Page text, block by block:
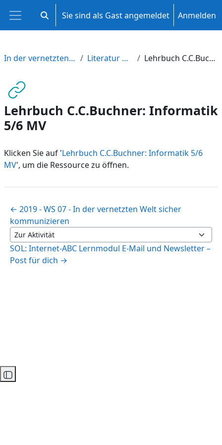
Zum Hauptinhalt
Website-Übersicht
Sucheingabe umschalten
Sie sind als Gast angemeldet Anmelden
Kursindex öffnen
In der vernetzten Welt kommunizieren Literatur und Anregungen Lehrbuch C.C.Buchner: Informatik 5/6 MV
Lehrbuch C.C.Buchner: Informatik
5/6 MV
Klicken Sie auf 'Lehrbuch C.C.Buchner: Informatik 5/6
MV', um die Ressource zu öffnen.
← 2019 - WS 07 - In der vernetzten Welt sicher
kommunizieren
Zur Aktivität
SOL: Internet-ABC Lernmodul E-Mail und Newsletter –
Post für dich →